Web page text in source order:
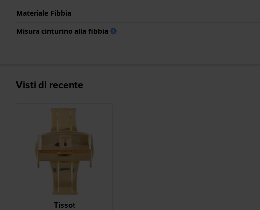
Materiale Fibbia
Misura cinturino alla fibbia
Visti di recente
Tissot